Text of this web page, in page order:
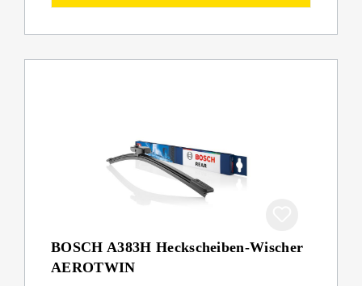
BOSCH A383H Heckscheiben-Wischer
AEROTWIN